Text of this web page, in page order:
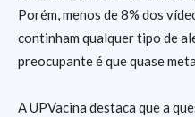
Porém, menos de 8% dos
continham qualquer tipo de
preocupante é que quase
A UPVacina destaca que a